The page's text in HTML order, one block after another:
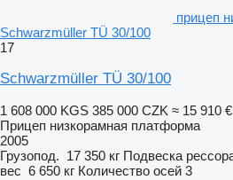
прицеп
Schwarzmüller TÜ 30/100
17
Schwarzmüller TÜ 30/100
1 608 000 KGS 385 000 CZK ≈ 15 910 €
Прицеп низкорамная платформа
2005
Грузопод. 17 350 кг Подвеска
вес 6 650 кг Количество осей 3